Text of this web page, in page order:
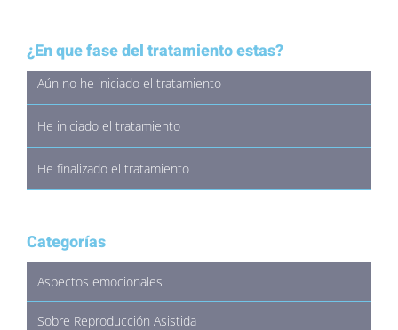
¿En que fase del tratamiento estas?
Aún no he iniciado el tratamiento
He iniciado el tratamiento
He finalizado el tratamiento
Categorías
Aspectos emocionales
Sobre Reproducción Asistida